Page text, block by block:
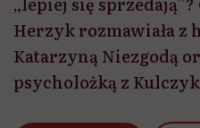
Herzyk rozmawiała z
Katarzyną Niezgodą
psycholożką z